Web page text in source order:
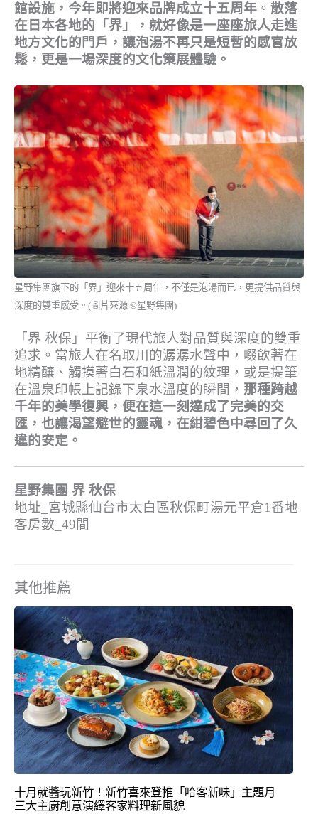
館設施，今年即將迎來品牌成立十五周年 。 散落
在日本各地的「界」，就好像是一座座旅人走進
地方文化的門戶，讓泡湯不再只是短暫的感官放
鬆，更是一場深度的文化策展體驗。
星野集團旗下的「界」迎來十五周年，不僅是泡湯而已，更提供品質與
深度的雙重感受。(圖片來源 ©星野集團)
「界 秋保」平衡了現代旅人對品質與深度的雙重
追求。當旅人在名取川的潺潺水聲中，啜飲著在
地精釀、觸摸著白石和紙溫潤的紋理，或是提筆
在溫泉印帳上記錄下泉水溫度的瞬間， 那種跨越
千年的美學復興，便在這一刻達成了完美的交
匯，也讓渴望避世的靈魂，在紺碧色中尋回了久
違的安定。
星野集團 界 秋保
地址_宮城縣仙台市太白區秋保町湯元平倉1番地
客房數_49間
其他推薦
十月就醬玩新竹！新竹喜來登推「哈客新味」主題月
三大主廚創意演繹客家料理新風貌